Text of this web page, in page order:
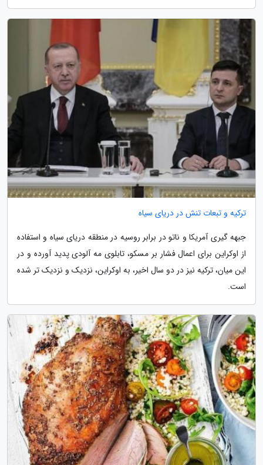
ترکیه و تبعات تنش در دریای سیاه
جبهه گیری آمریکا و ناتو در برابر روسیه در منطقه دریای سیاه و استفاده
از اوکراین برای اعمال فشار بر مسکو، تابلوی مه آلودی پدید آورده و در
این میان، ترکیه نیز در دو سال اخیر، به اوکراین، نزدیک و نزدیک تر شده
است.